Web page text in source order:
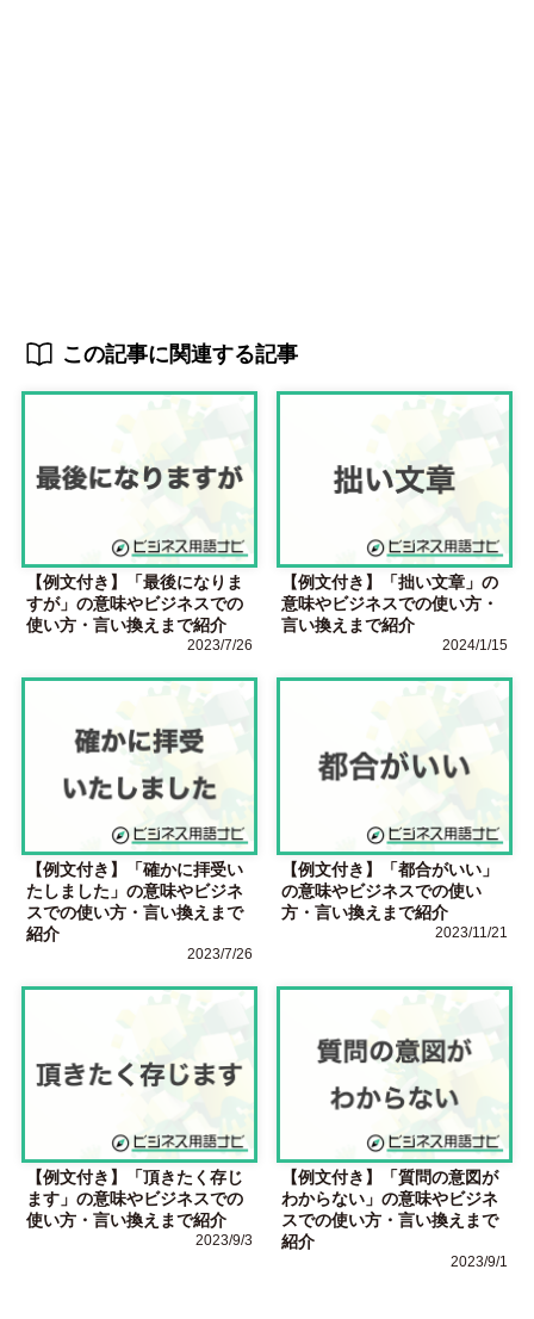
この記事に関連する記事
【例文付き】「最後になりま
すが」の意味やビジネスでの
使い方・言い換えまで紹介
2023/7/26
【例文付き】「拙い文章」の
意味やビジネスでの使い方・
言い換えまで紹介
2024/1/15
【例文付き】「確かに拝受い
たしました」の意味やビジネ
スでの使い方・言い換えまで
紹介
2023/7/26
【例文付き】「都合がいい」
の意味やビジネスでの使い
方・言い換えまで紹介
2023/11/21
【例文付き】「頂きたく存じ
ます」の意味やビジネスでの
使い方・言い換えまで紹介
2023/9/3
【例文付き】「質問の意図が
わからない」の意味やビジネ
スでの使い方・言い換えまで
紹介
2023/9/1